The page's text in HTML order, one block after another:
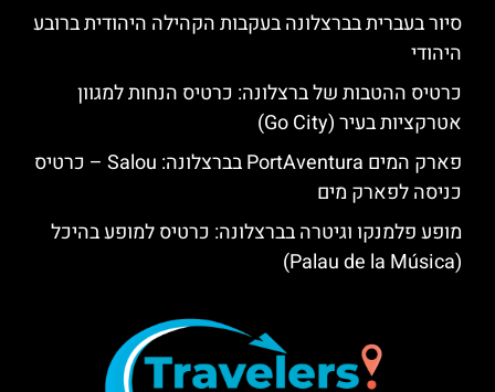
סיור בעברית בברצלונה בעקבות הקהילה היהודית ברובע
היהודי
כרטיס ההטבות של ברצלונה: כרטיס הנחות למגוון
אטרקציות בעיר (Go City)
פארק המים PortAventura בברצלונה: Salou – כרטיס
כניסה לפארק מים
מופע פלמנקו וגיטרה בברצלונה: כרטיס למופע בהיכל
(Palau de la Música)